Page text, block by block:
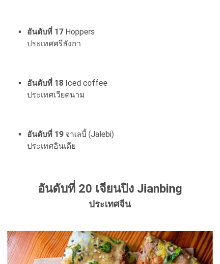
อันดับที่ 17 Hoppers
ประเทศศรีลังกา
อันดับที่ 18 Iced coffee
ประเทศเวียดนาม
อันดับที่ 19 จาเลบี้ (Jalebi)
ประเทศอินเดีย
อันดับที่ 20 เจียนปิง Jianbing
ประเทศจีน